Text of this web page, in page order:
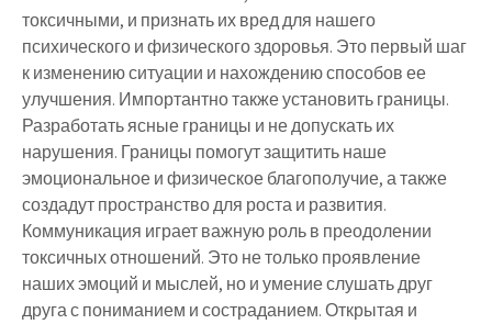
токсичными, и признать их вред для нашего
психического и физического здоровья. Это первый шаг
к изменению ситуации и нахождению способов ее
улучшения. Импортантно также установить границы.
Разработать ясные границы и не допускать их
нарушения. Границы помогут защитить наше
эмоциональное и физическое благополучие, а также
создадут пространство для роста и развития.
Коммуникация играет важную роль в преодолении
токсичных отношений. Это не только проявление
наших эмоций и мыслей, но и умение слушать друг
друга с пониманием и состраданием. Открытая и